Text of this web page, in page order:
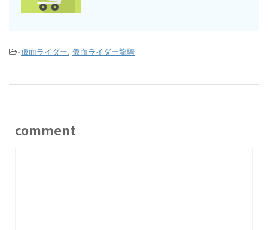
-仮面ライダー, 仮面ライダー龍騎
comment